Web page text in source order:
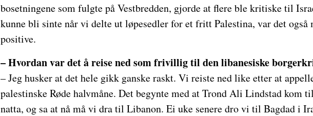
bosetningene som fulgte på Vestbredden, gjorde at flere ble kritiske til
kunne bli sinte når vi delte ut løpesedler for et fritt Palestina, var det også
positive.
– Hvordan var det å reise ned som frivillig til den libanesiske
– Jeg husker at det hele gikk ganske raskt. Vi reiste ned like etter at
palestinske Røde halvmåne. Det begynte med at Trond Ali Lindstad kom
natta, og sa at nå må vi dra til Libanon. Ei uke senere dro vi til Bagdad i